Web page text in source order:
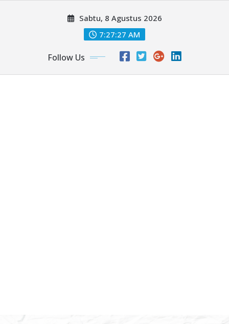
Sabtu, 8 Agustus 2026
7:27:29 AM
Follow Us